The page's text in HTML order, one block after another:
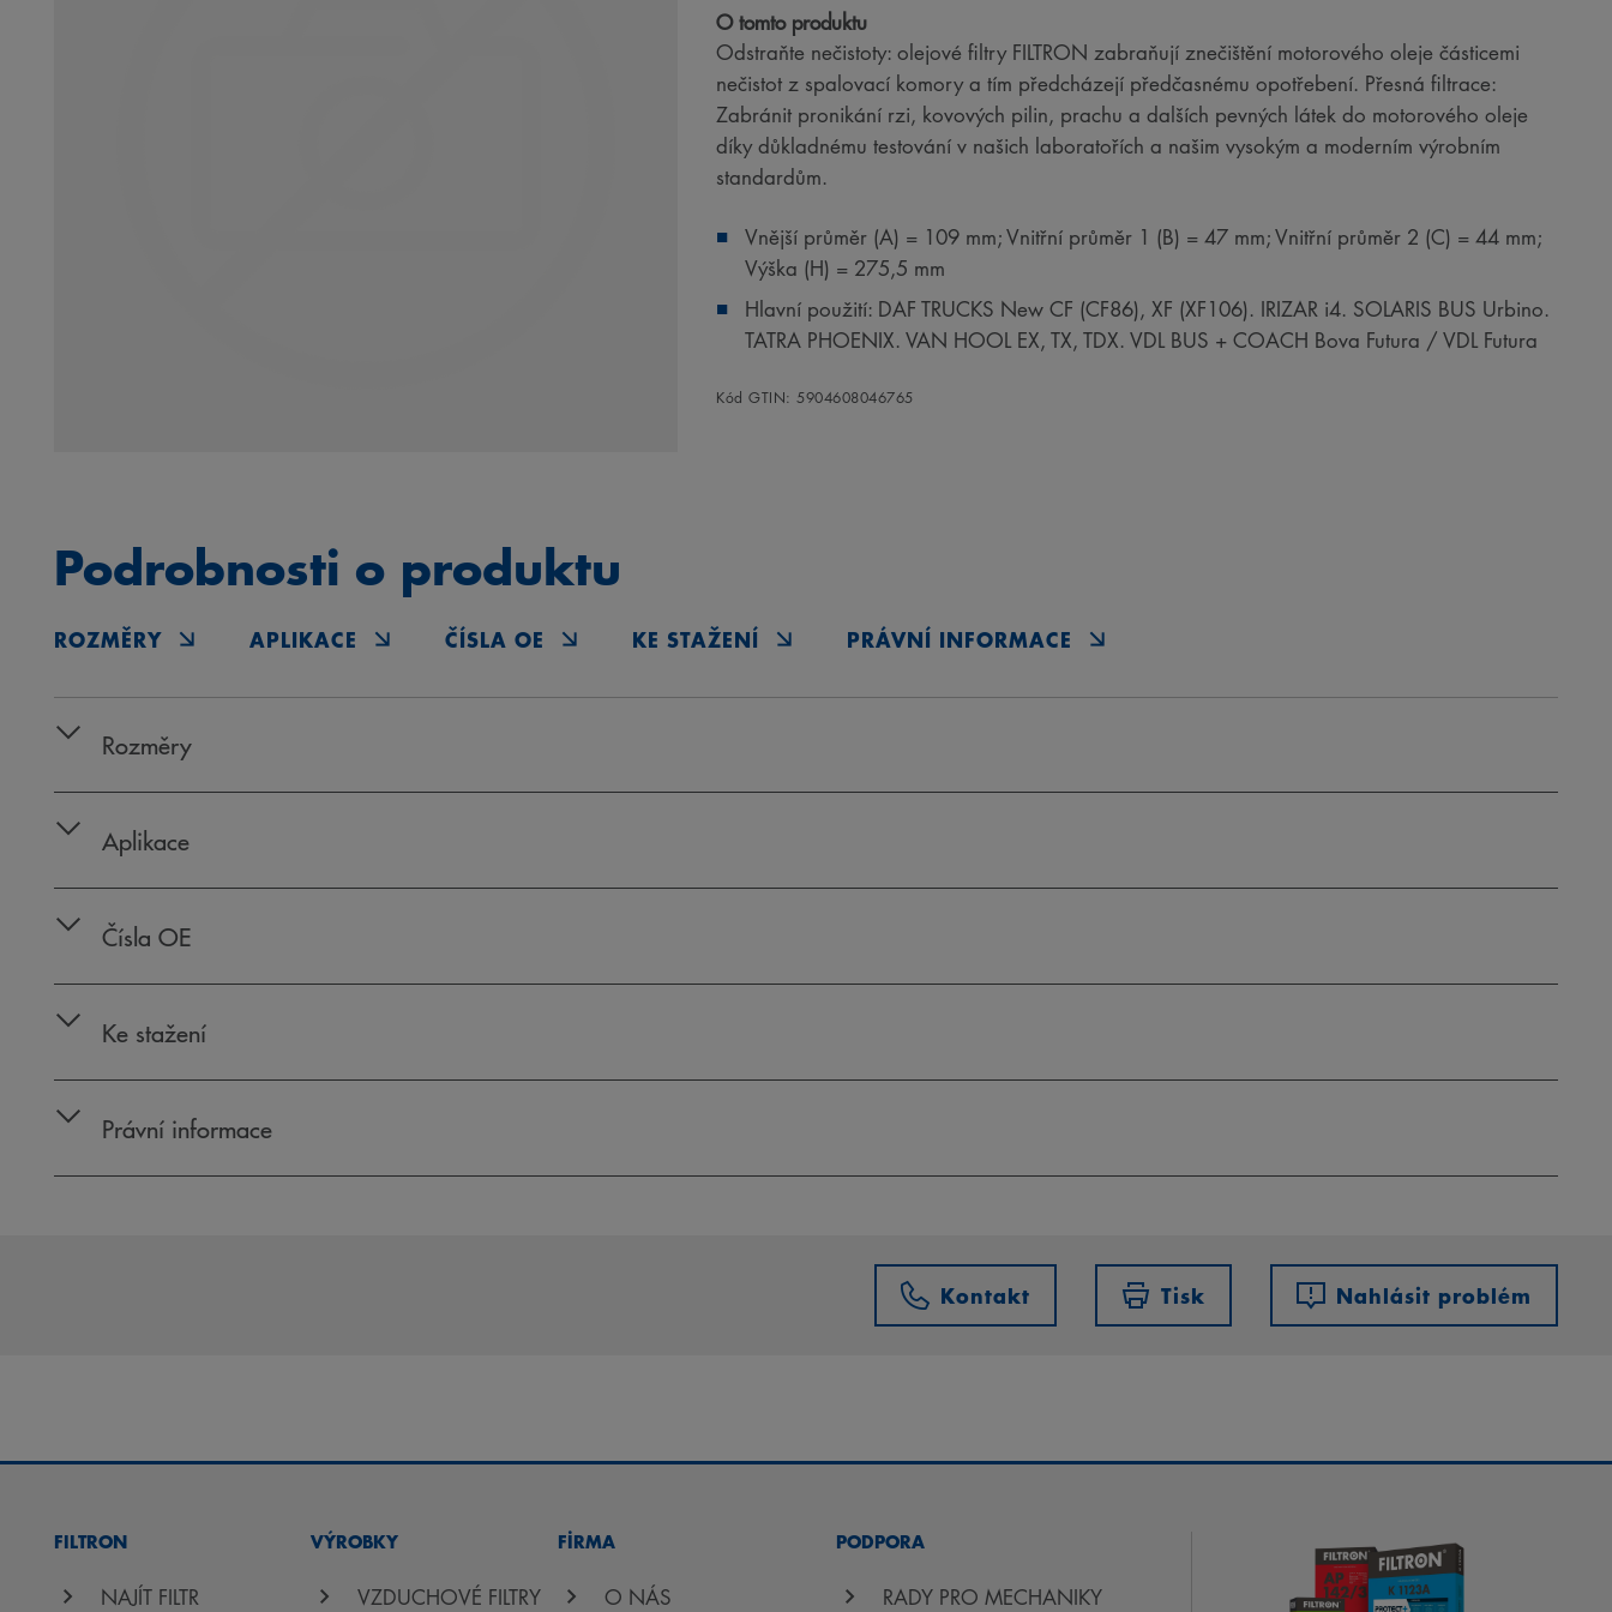
O tomto produktu
Odstraňte nečistoty: olejové filtry FILTRON zabraňují znečištění motorového oleje částicemi
nečistot z spalovací komory a tím předcházejí předčasnému opotřebení. Přesná filtrace:
Zabránit pronikání rzi, kovových pilin, prachu a dalších pevných látek do motorového oleje
díky důkladnému testování v našich laboratořích a našim vysokým a moderním výrobním
standardům.
Vnější průměr (A) = 109 mm; Vnitřní průměr 1 (B) = 47 mm; Vnitřní průměr 2 (C) = 44 mm;
Výška (H) = 275,5 mm
Hlavní použití: DAF TRUCKS New CF (CF86), XF (XF106). IRIZAR i4. SOLARIS BUS Urbino.
TATRA PHOENIX. VAN HOOL EX, TX, TDX. VDL BUS + COACH Bova Futura / VDL Futura
Kód GTIN: 5904608046765
Podrobnosti o produktu
ROZMĚRY APLIKACE ČÍSLA OE KE STAŽENÍ PRÁVNÍ INFORMACE
Rozměry
Aplikace
Čísla OE
Ke stažení
Právní informace
Kontakt Tisk Nahlásit problém
FILTRON
NAJÍT FILTR
VÝROBKY
VZDUCHOVÉ FILTRY
FİRMA
O NÁS
PODPORA
RADY PRO MECHANIKY